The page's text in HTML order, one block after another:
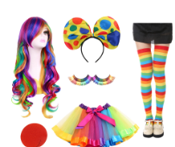
foto props gafas